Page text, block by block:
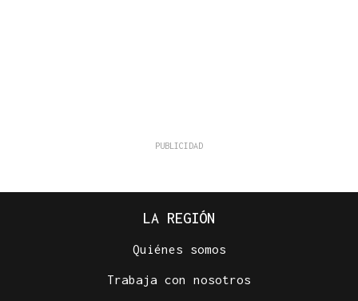
LA REGIÓN
Quiénes somos
Trabaja con nosotros